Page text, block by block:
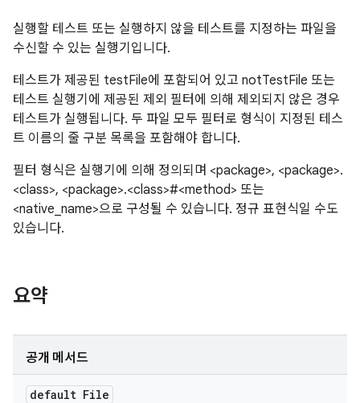
실행할 테스트 또는 실행하지 않을 테스트를 지정하는 파일을
수신할 수 있는 실행기입니다.
테스트가 제공된 testFile에 포함되어 있고 notTestFile 또는
테스트 실행기에 제공된 제외 필터에 의해 제외되지 않은 경우
테스트가 실행됩니다. 두 파일 모두 필터로 형식이 지정된 테스
트 이름의 줄 구분 목록을 포함해야 합니다.
필터 형식은 실행기에 의해 정의되며 <package>, <package>.
<class>, <package>.<class>#<method> 또는
<native_name>으로 구성될 수 있습니다. 정규 표현식일 수도
있습니다.
요약
공개 메서드
default File